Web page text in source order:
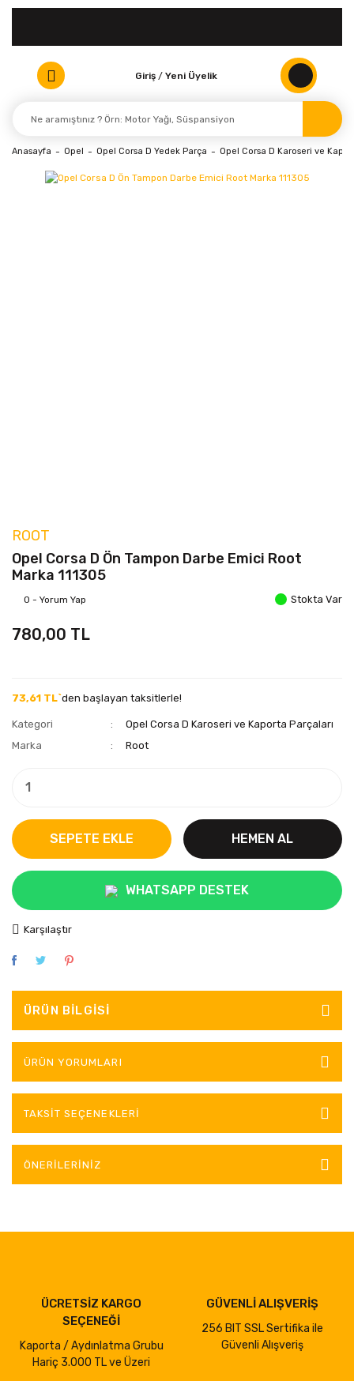
Giriş / Yeni Üyelik
Anasayfa Opel Opel Corsa D Yedek Parça Opel Corsa D Karoseri ve
ROOT
Opel Corsa D Ön Tampon Darbe Emici Root
Marka 111305
0 - Yorum Yap Stokta Var
780,00 TL
73,61 TL`den başlayan taksitlerle!
Kategori
Opel Corsa D Karoseri ve Kaporta Parçaları
Marka
Root
SEPETE EKLE HEMEN AL
WHATSAPP DESTEK
Karşılaştır
ÜRÜN BILGISI
ÜRÜN YORUMLARI
TAKSIT SEÇENEKLERI
ÖNERILERINIZ
ÜCRETSİZ KARGO
SEÇENEĞİ
Kaporta / Aydınlatma Grubu
Hariç 3.000 TL ve Üzeri
GÜVENLİ ALIŞVERİŞ
256 BIT SSL Sertifika ile
Güvenli Alışveriş